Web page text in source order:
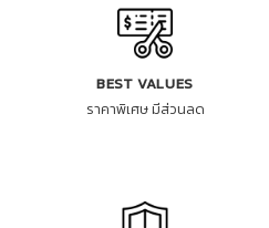
BEST VALUES
ราคาพิเศษ มีส่วนลด